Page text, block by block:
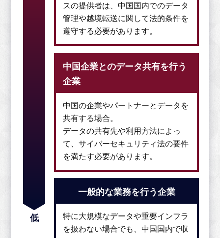
低
スの提供者は、中国国内でのデータ
管理や越境転送に関して法的条件を
遵守する必要があります。
中国企業とのデータ共有を行う
企業
中国の企業やパートナーとデータを
共有する場合。
データの共有先や利用方法によっ
て、サイバーセキュリティ法の要件
を満たす必要があります。
一般的な業務を行う企業
特に大規模なデータや重要インフラ
を扱わない場合でも、中国国内で収